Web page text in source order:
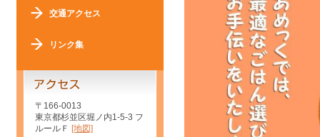
交通アクセス
リンク集
〒166-0013
東京都杉並区堀ノ内1-5-3 フ
ルールＦ [地図]